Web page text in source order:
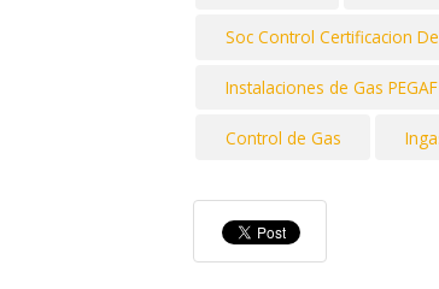
Soc Control Certificacion
Instalaciones de Gas PEGAF
Control de Gas